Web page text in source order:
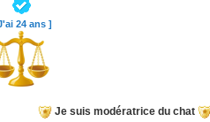
24 ans ]
Je suis modératrice du chat